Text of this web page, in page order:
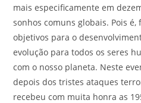
mais especificamente em
sonhos comuns globais. Pois
objetivos para o
evolução para todos os seres
com o nosso planeta. Neste
depois dos tristes ataques
recebeu com muita honra as